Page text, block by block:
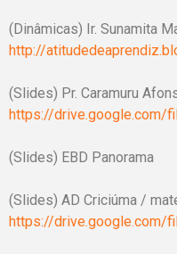
(Dinâmicas) Ir. Sunamita
http://
(Slides) Pr. Caramuru
https://drive.google.com/
(Slides) EBD Panorama
(Slides) AD Criciúma /
https://drive.google.com/